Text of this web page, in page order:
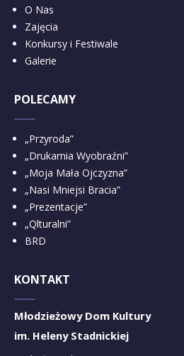
O Nas
Zajęcia
Konkursy i Festiwale
Galerie
POLECAMY
„Przyroda”
„Drukarnia Wyobraźni”
„Moja Mała Ojczyzna”
„Nasi Mniejsi Bracia”
„Prezentacje”
„Qlturalni”
BRD
KONTAKT
Młodzieżowy Dom Kultury
im. Heleny Stadnickiej